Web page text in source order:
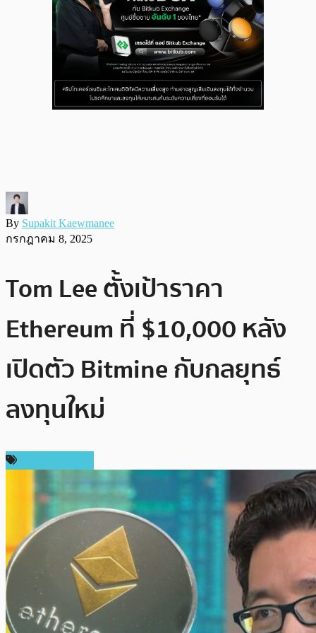
By Supakit Kaewmanee
กรกฎาคม 8, 2025
Tom Lee ตั้งเป้าราคา
Ethereum ที่ $10,000 หลัง
เปิดตัว Bitmine กับกลยุทธ์
ลงทุนใหม่